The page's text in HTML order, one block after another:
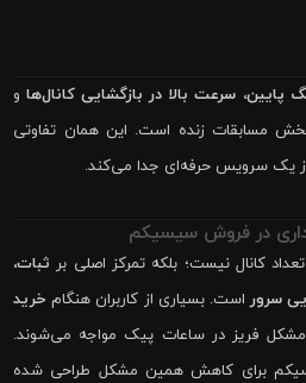
پایین، سرعت بالا در بازگشایی کانال‌هاو
مسابقات زنده است. این همان تفاوتی
یک سرویس حرفه‌ای جدا می‌کند.
در فروش سیسیکم
کانال نیست؛ بلکه تمرکز اصلی بر ثبات،
سروراست. بسیاری از کاربران هنگام خرید
فریز در ساعات پیک مواجه می‌شوند.
برای کاهش همین مشکل طراحی شده